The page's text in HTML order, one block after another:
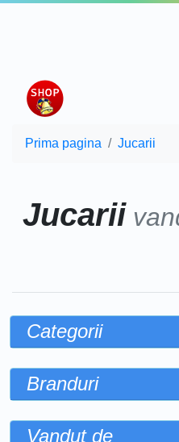
Prima pagina Jucarii
Jucarii
Categorii
Branduri
Vandut de